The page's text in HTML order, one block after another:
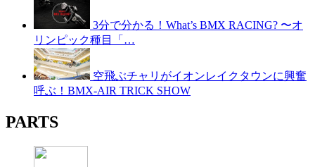
3分で分かる！What’s BMX RACING? 〜オ
リンピック種目「…
空飛ぶチャリがイオンレイクタウンに興奮
呼ぶ！BMX-AIR TRICK SHOW
PARTS